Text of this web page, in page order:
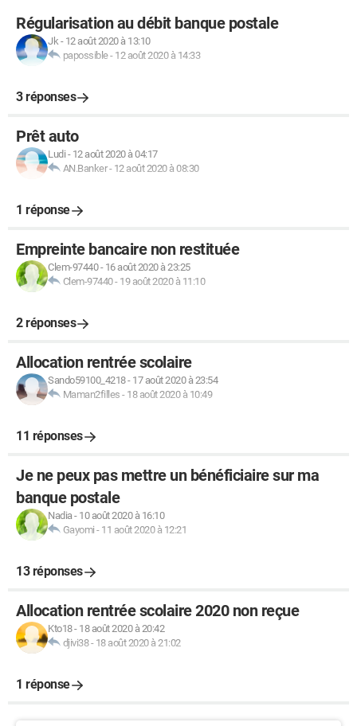
Régularisation au débit banque postale
Jk- 12 août 2020 à 13:10
papossible- 12 août 2020 à 14:33
3 réponses
Prêt auto
Ludi - 12 août 2020 à 04:17
AN.Banker- 12 août 2020 à 08:30
1 réponse
Empreinte bancaire non restituée
Clem-97440- 16 août 2020 à 23:25
Clem-97440- 19 août 2020 à 11:10
2 réponses
Allocation rentrée scolaire
Sando59100_4218- 17 août 2020 à 23:54
Maman2filles - 18 août 2020 à 10:49
11 réponses
Je ne peux pas mettre un bénéficiaire sur ma
banque postale
Nadia- 10 août 2020 à 16:10
Gayomi - 11 août 2020 à 12:21
13 réponses
Allocation rentrée scolaire 2020 non reçue
Kto18- 18 août 2020 à 20:42
djivi38- 18 août 2020 à 21:02
1 réponse